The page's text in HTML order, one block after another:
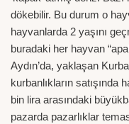
dökebilir. Bu durum o
hayvanlarda 2 yaşını
buradaki her hayvan
Aydın’da, yaklaşan
kurbanlıkların satışında
bin lira arasındaki
pazarda pazarlıklar